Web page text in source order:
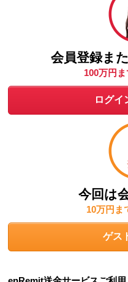
会員登録ま
100万円
今回は
10万円ま